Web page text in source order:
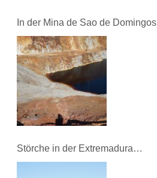
In der Mina de Sao de Domingos
Störche in der Extremadura…